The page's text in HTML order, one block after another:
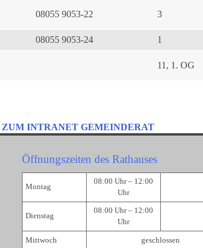
08055 9053-22 3
08055 9053-24 1
11, 1. OG
ZUM INTRANET GEMEINDERAT
Öffnungszeiten des Rathauses
Montag
08:00 Uhr – 12:00
Uhr
Dienstag
08:00 Uhr – 12:00
Uhr
Mittwoch geschlossen